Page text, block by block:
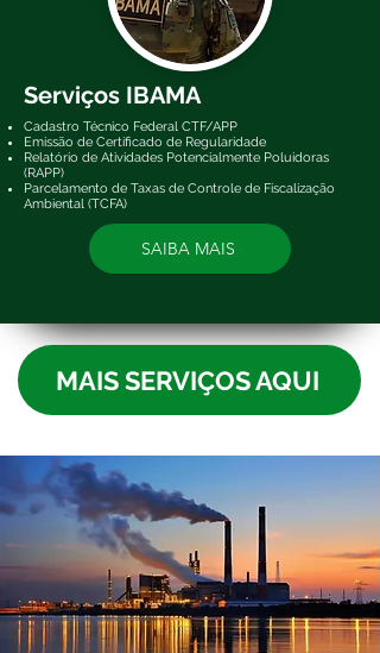
Serviços IBAMA
Cadastro Técnico Federal CTF/APP
Emissão de Certificado de Regularidade
Relatório de Atividades Potencialmente Poluidoras
(RAPP)
Parcelamento de Taxas de Controle de Fiscalização
Ambiental (TCFA)
SAIBA MAIS
MAIS SERVIÇOS AQUI